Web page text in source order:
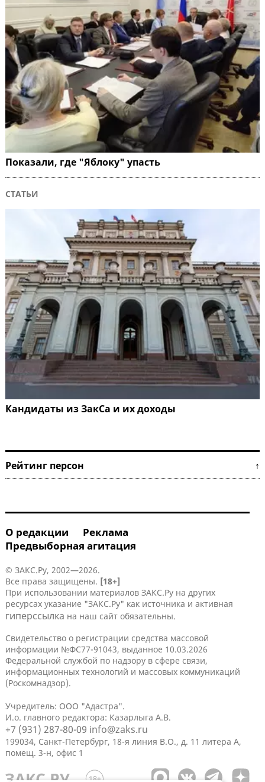
Показали, где "Яблоку" упасть
СТАТЬИ
Кандидаты из ЗакСа и их доходы
Рейтинг персон ↑
О редакции
Реклама
Предвыборная агитация
© ЗАКС.Ру, 2002—2026.
Все права защищены. [18+]
При использовании материалов ЗАКС.Ру на других
ресурсах указание "ЗАКС.Ру" как источника и активная
гиперссылка на наш сайт обязательны.
Свидетельство о регистрации средства массовой
информации №ФС77-91043, выданное 10.03.2026
Федеральной службой по надзору в сфере связи,
информационных технологий и массовых коммуникаций
(Роскомнадзор).
Учредитель: ООО "Адастра".
И.о. главного редактора: Казарлыга А.В.
+7 (931) 287-80-09 info@zaks.ru
199034, Санкт-Петербург, 18-я линия В.О., д. 11 литера А,
помещ. 3-н, офис 1